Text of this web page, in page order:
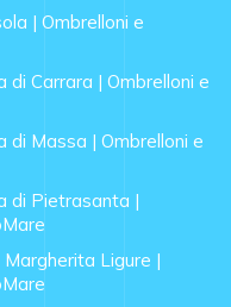
| Ombrelloni e
di Carrara | Ombrelloni e
di Massa | Ombrelloni e
di Pietrasanta |
Ligure |